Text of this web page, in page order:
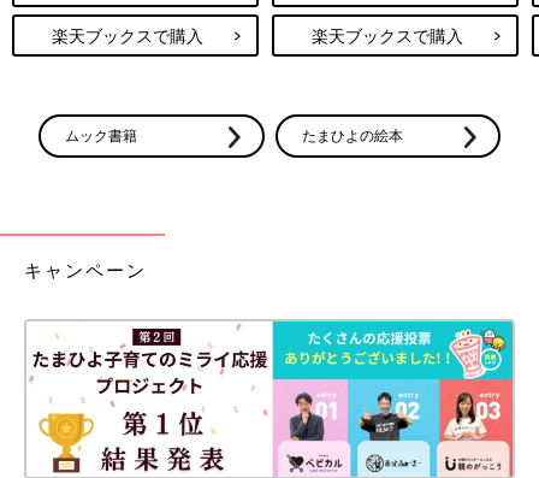
楽天ブックスで購入 楽天ブックスで購入
ムック書籍 たまひよの絵本
キャンペーン